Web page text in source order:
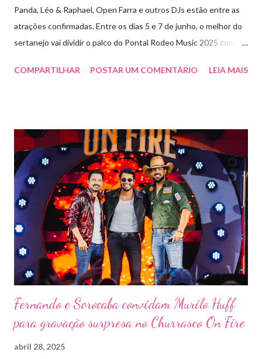
Panda, Léo & Raphael, Open Farra e outros DJs estão entre as
atrações confirmadas. Entre os dias 5 e 7 de junho, o melhor do
sertanejo vai dividir o palco do Pontal Rodeo Music 2025 com o
outras atrações. Esta edição da festa, que ocupa lugar de
requisitados pelos organizadores de eventos em todo o país.
Pela segunda vez, a organização do evento está a cargo da
Marini Eventos — empresa com ampla experiência na promoção
de grandes festivais pelo Brasil, como a retomada da FAPIL
(Feira Agropecuária e Industrial de Leme) no ano passado. O
Pontal Rodeo Music reforça mais uma vez seu compromisso
social: os ingressos poderão ser trocados por 1 kg de alimento
não perecível. Toda a arr...
COMPARTILHAR POSTAR UM COMENTÁRIO LEIA MAIS
Fernando e Sorocaba convidam Murilo Huff
para gravação surpresa no Churrasco On Fire
abril 28, 2025